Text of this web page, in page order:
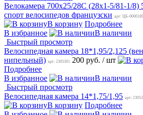
Велокамера 700х25/28С (28x1-5/81-1/
спорт велосипедов французски арт: ЦБ-
В корзину Подробнее
В избранное
В наличии
Быстрый просмотр
Велосипедная камера 18*1,95/2,125
нипельный) арт: 2305301 200 руб. / шт
Подробнее
В избранное
В наличии
Быстрый просмотр
Велосипедная камера 14*1,75/1,95 арт:
В корзину Подробнее